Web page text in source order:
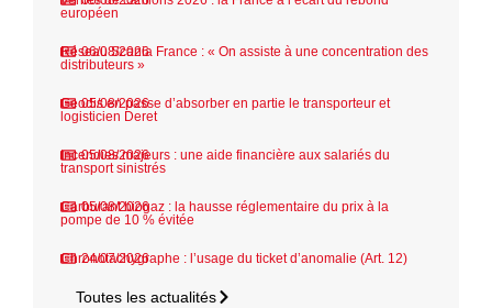
européen
06/08/2026
Réseau Scania France : « On assiste à une concentration des
distributeurs »
05/08/2026
Geodis en passe d’absorber en partie le transporteur et
logisticien Deret
05/08/2026
Incendies majeurs : une aide financière aux salariés du
transport sinistrés
05/08/2026
Carburant biogaz : la hausse réglementaire du prix à la
pompe de 10 % évitée
24/07/2026
Chronotachygraphe : l’usage du ticket d’anomalie (Art. 12)
Toutes les actualités